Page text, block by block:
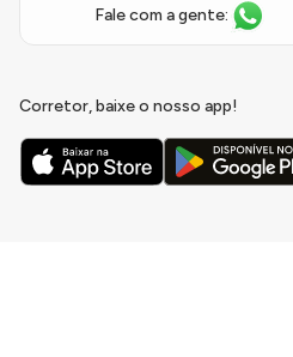
Fale com a gente:
Corretor, baixe o nosso app!